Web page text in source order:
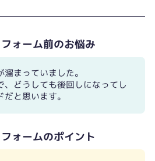
フォーム前のお悩み
まっていました。
、どうしても後回しになってし
と思います。
フォームのポイント